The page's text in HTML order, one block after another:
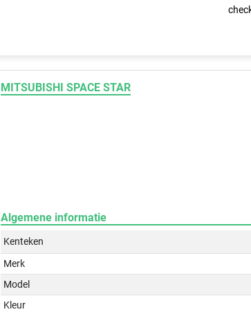
MITSUBISHI SPACE STAR
Algemene informatie
Kenteken
Merk
Model
Kleur